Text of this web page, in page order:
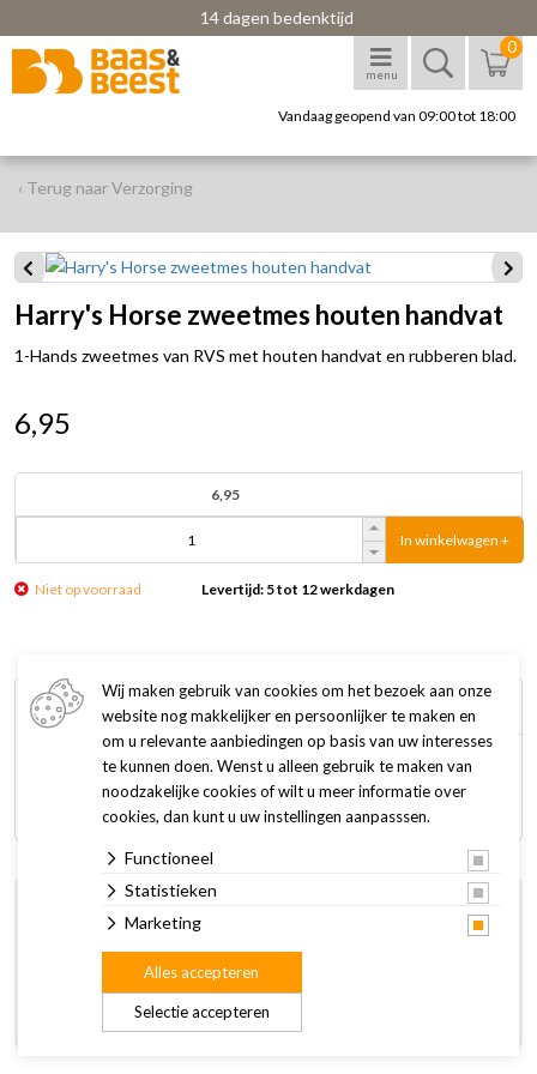
14 dagen bedenktijd
menu
0
Vandaag geopend van 09:00 tot 18:00
‹ Terug naar Verzorging
Harry's Horse zweetmes houten handvat
1-Hands zweetmes van RVS met houten handvat en rubberen blad.
6,95
6,95
In winkelwagen +
Niet op voorraad Levertijd: 5 tot 12 werkdagen
Omschrijving Specificaties
1-Hands zweetmes van RVS met houten handvat en
rubberen blad.
14 dagen bedenktijd
Gratis thuisbezorgd vanaf € 50 (NL)
(m.u.v. enkele artikelen)
Persoonlijk advies in onze winkel
Wij maken gebruik van cookies om het bezoek aan onze
website nog makkelijker en persoonlijker te maken en
om u relevante aanbiedingen op basis van uw interesses
te kunnen doen. Wenst u alleen gebruik te maken van
noodzakelijke cookies of wilt u meer informatie over
cookies, dan kunt u uw instellingen aanpasssen.
Functioneel
Statistieken
Marketing
Selectie accepteren
Alles accepteren